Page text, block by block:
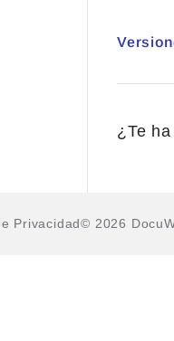
¿Te
Privacidad© 2026